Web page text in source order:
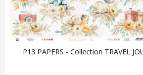
P13 PAPERS - Collection TRAVEL